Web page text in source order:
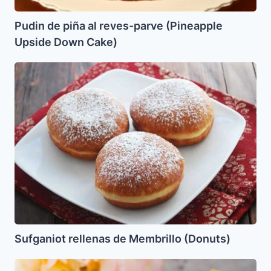
Cake)
Pudin de piña al reves-parve (Pineapple
Upside Down Cake)
Sufganiot
rellenas
de
Membrillo
(Donuts)
Sufganiot rellenas de Membrillo (Donuts)
Lokum